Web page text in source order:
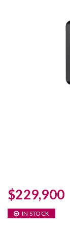
$229,900
IN STOCK